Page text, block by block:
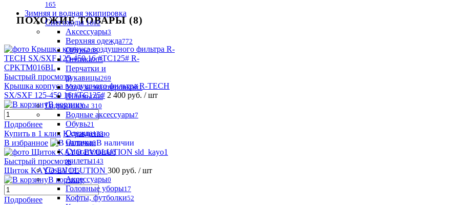
165
Зимняя и водная экипировка
Снегоходы 1662
Аксессуары3
Верхняя одежда772
Обувь208
Оптика203
Перчатки и
рукавицы269
Уход за экипировкой1
Шлемы206
Гидроциклы 310
Водные аксессуары7
Обувь21
Одежда133
Оптика6
Спасательные
жилеты143
Casual 135
Аксессуары0
Головные уборы17
Кофты, футболки52
ПОХОЖИЕ ТОВАРЫ (8)
Быстрый просмотр
Крышка корпуса воздушного фильтра R-TECH
SX/SXF 125-450 16 #TC125# 2 400 руб. / шт
В корзину
Подробнее
Купить в 1 клик К сравнению
В избранное
В наличии
Быстрый просмотр
Щиток KAYO EVOLUTION 300 руб. / шт
В корзину
Подробнее